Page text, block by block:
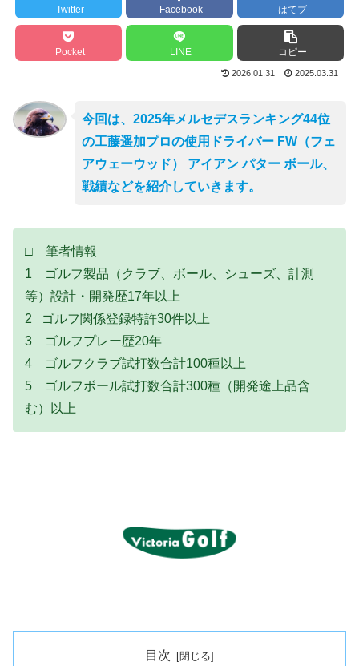
Twitter Facebook はてブ
Pocket LINE コピー
2026.01.31 2025.03.31
今回は、2025年メルセデスランキング44位
の工藤遥加プロの使用ドライバー FW（フェ
アウェーウッド） アイアン パター ボール、
戦績などを紹介していきます。
□ 筆者情報
1 ゴルフ製品（クラブ、ボール、シューズ、計測
等）設計・開発歴17年以上
2 ゴルフ関係登録特許30件以上
3 ゴルフプレー歴20年
4 ゴルフクラブ試打数合計100種以上
5 ゴルフボール試打数合計300種（開発途上品含
む）以上
目次